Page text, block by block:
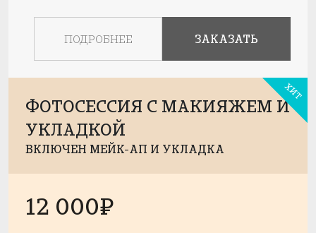
ПОДРОБНЕЕ ЗАКАЗАТЬ
ХИТ
ФОТОСЕССИЯ С МАКИЯЖЕМ И
УКЛАДКОЙ
ВКЛЮЧЕН МЕЙК-АП И УКЛАДКА
12 000₽